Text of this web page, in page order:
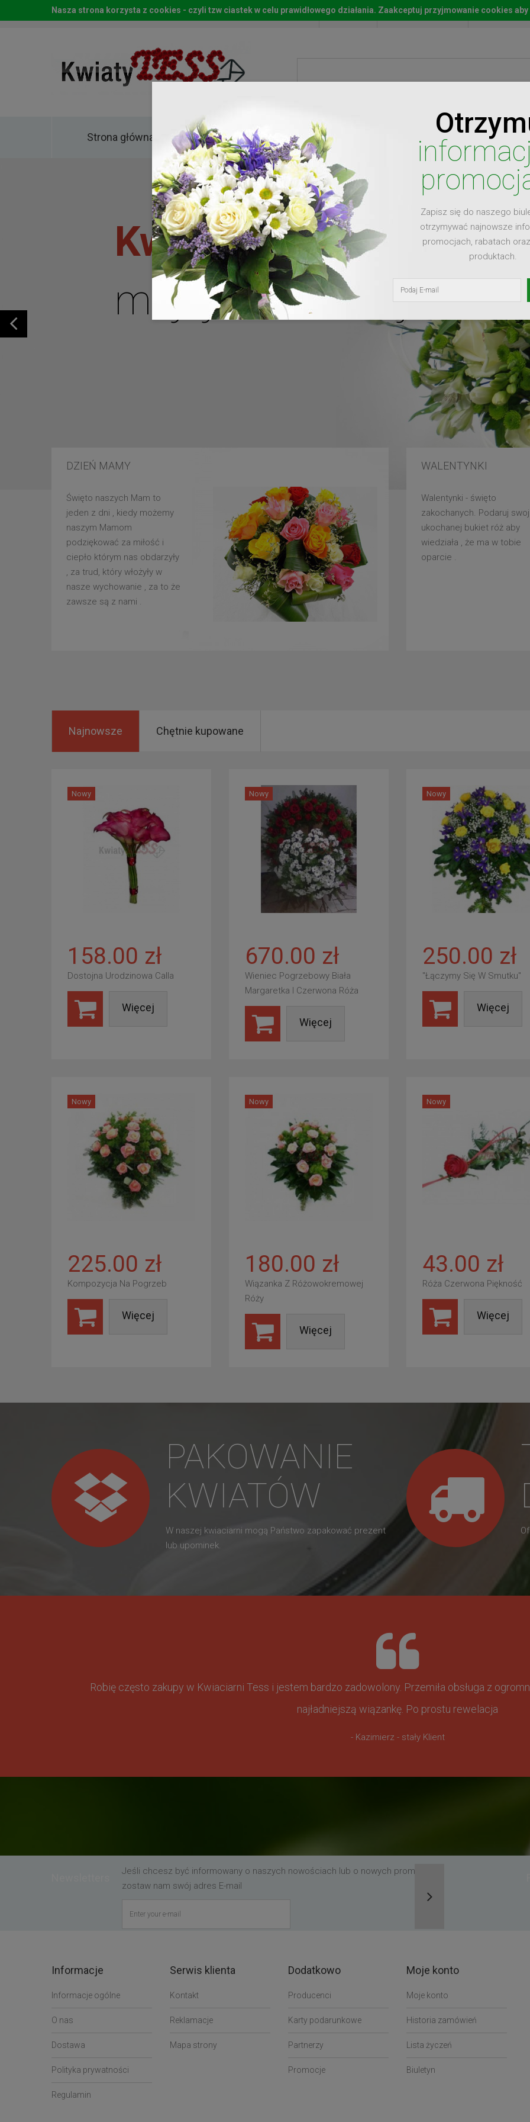
Start Moje konto Lista
Strona główna Kwiaty
Kwiaty dla
mojej ukochanej
DZIEŃ MAMY
Święto naszych Mam to
jeden z dni , kiedy możemy
naszym Mamom
podziękować za miłość i
ciepło którym nas obdarzyły
, za trud, który włożyły w
nasze wychowanie , za to że
zawsze są z nami .
WALENTYNKI
Walentynki - święto
zakochanych. Podaruj
ukochanej bukiet róż aby
wiedziała , że ma w tobie
oparcie .
Zapisz się do naszego
otrzymywać najnowsze
promocjach, rabatach
produktach.
Najnowsze Chętnie kupowane
Nowy
158.00 zł
Dostojna Urodzinowa Calla
Więcej
Nowy
670.00 zł
Wieniec Pogrzebowy Biała
Margaretka I Czerwona Róża
Więcej
Nowy
250.00 zł
"Łączymy Się W Smutku"
Więcej
Nowy
225.00 zł
Kompozycja Na Pogrzeb
Więcej
Nowy
180.00 zł
Wiązanka Z Różowokremowej
Róży
Więcej
Nowy
43.00 zł
Róża Czerwona Piękność
Więcej
PAKOWANIE
KWIATÓW
W naszej kwiaciarni mogą Państwo zapakować prezent
lub upominek.
Robię często zakupy w Kwiaciarni Tess i jestem bardzo zadowolony. Przemiła obsługa z
najładniejszą wiązankę. Po prostu rewelacja
- Kazimierz - stały Klient
Jeśli chcesz być informowany o naszych nowościach lub o nowych promocjach,
zostaw nam swój adres E-mail
Nasza strona korzysta z cookies - czyli tzw ciastek w celu prawidłowego działania. Zaakceptuj przyjmowanie cookies
Informacje
Informacje ogólne
O nas
Dostawa
Polityka prywatności
Regulamin
Serwis klienta
Kontakt
Reklamacje
Mapa strony
Dodatkowo
Producenci
Karty podarunkowe
Partnerzy
Promocje
Moje konto
Moje konto
Historia zamówień
Lista życzeń
Biuletyn